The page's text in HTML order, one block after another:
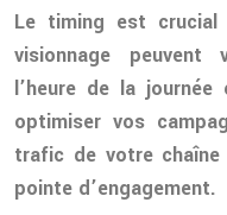
Le timing est
visionnage peuvent
l’heure de la
optimiser vos
trafic de votre
pointe d’engagement.